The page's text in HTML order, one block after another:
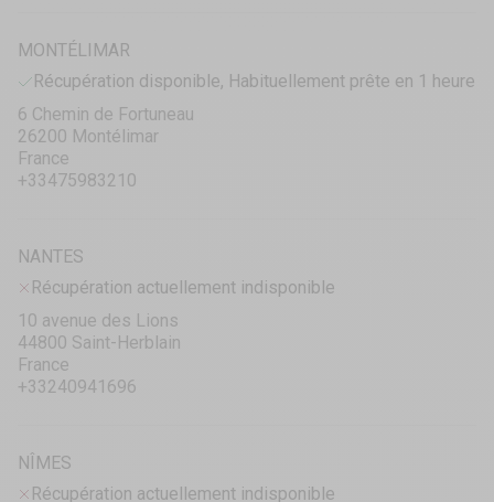
MONTÉLIMAR
Récupération disponible, Habituellement prête en 1 heure
6 Chemin de Fortuneau
26200 Montélimar
France
+33475983210
NANTES
Récupération actuellement indisponible
10 avenue des Lions
44800 Saint-Herblain
France
+33240941696
NÎMES
Récupération actuellement indisponible